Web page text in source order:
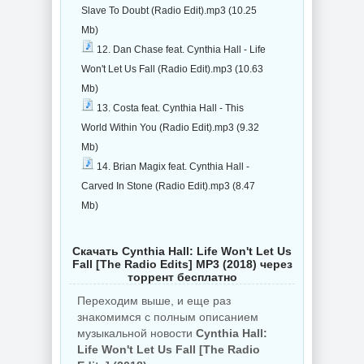
Slave To Doubt (Radio Edit).mp3 (10.25
Mb)
12. Dan Chase feat. Cynthia Hall - Life
Won't Let Us Fall (Radio Edit).mp3 (10.63
Mb)
13. Costa feat. Cynthia Hall - This
World Within You (Radio Edit).mp3 (9.32
Mb)
14. Brian Magix feat. Cynthia Hall -
Carved In Stone (Radio Edit).mp3 (8.47
Mb)
Скачать Cynthia Hall: Life Won't Let Us
Fall [The Radio Edits] MP3 (2018) через
торрент бесплатно
Переходим выше, и еще раз
знакомимся с полным описанием
музыкальной новости Cynthia Hall:
Life Won't Let Us Fall [The Radio